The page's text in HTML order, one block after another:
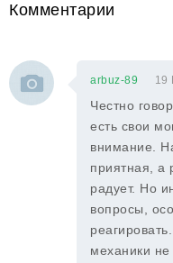
Комментарии
arbuz-89 19
Честно
есть свои
внимание.
приятная, а
радует. Но
вопросы,
механики